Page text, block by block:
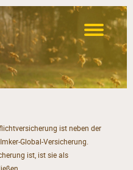
ist neben der
Global-Versicherung.
ist, ist sie als